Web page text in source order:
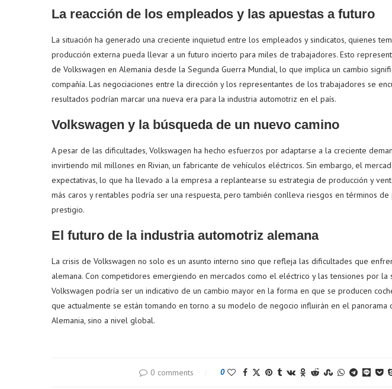
La reacción de los empleados y las apuestas a futuro
La situación ha generado una creciente inquietud entre los empleados y sindicatos, quienes
producción externa pueda llevar a un futuro incierto para miles de trabajadores. Esto
de Volkswagen en Alemania desde la Segunda Guerra Mundial, lo que implica un cambio
compañía. Las negociaciones entre la dirección y los representantes de los trabajadores se
resultados podrían marcar una nueva era para la industria automotriz en el país.
Volkswagen y la búsqueda de un nuevo camino
A pesar de las dificultades, Volkswagen ha hecho esfuerzos por adaptarse a la creciente
invirtiendo mil millones en Rivian, un fabricante de vehículos eléctricos. Sin embargo, el
expectativas, lo que ha llevado a la empresa a replantearse su estrategia de producción y
más caros y rentables podría ser una respuesta, pero también conlleva riesgos en términos
prestigio.
El futuro de la industria automotriz alemana
La crisis de Volkswagen no solo es un asunto interno sino que refleja las dificultades que
alemana. Con competidores emergiendo en mercados como el eléctrico y las tensiones por
Volkswagen podría ser un indicativo de un cambio mayor en la forma en que se producen
que actualmente se están tomando en torno a su modelo de negocio influirán en el
Alemania, sino a nivel global.
0 comments 0